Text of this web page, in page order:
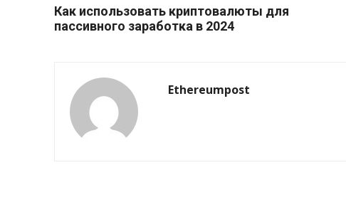
Как использовать криптовалюты для
пассивного заработка в 2024
Ethereumpost